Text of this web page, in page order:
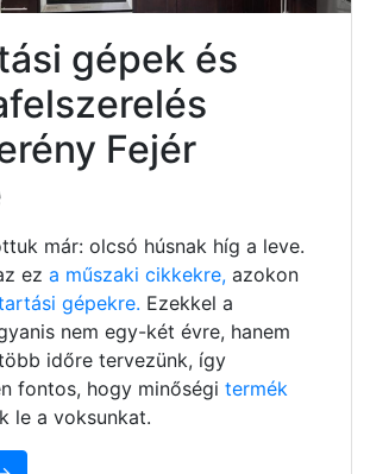
gépek és
Fejér
már: olcsó húsnak híg a leve.
ez a műszaki cikkekre, azokon
gépekre. Ezekkel a
nem egy-két évre, hanem
időre tervezünk, így
fontos, hogy minőségi termék
le a voksunkat.